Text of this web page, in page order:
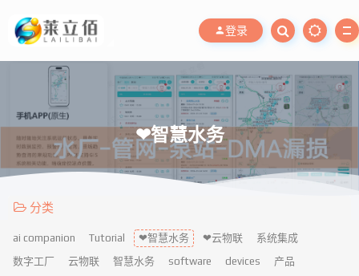
登录
❤智慧水务
分类
ai companion Tutorial ❤智慧水务 ❤云物联
系统集成
数字工厂
云物联 智慧水务 software devices
产品